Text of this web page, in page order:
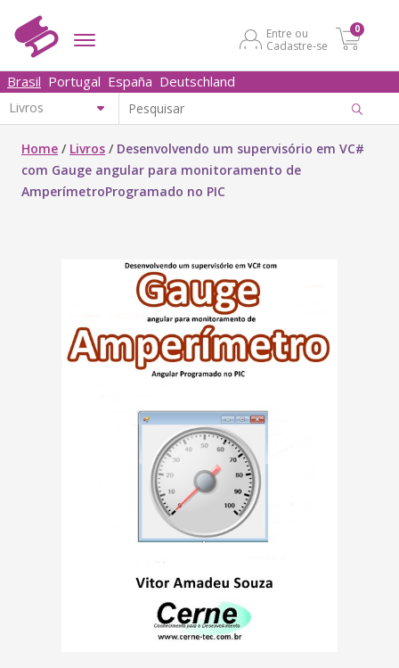
Entre ou
Cadastre-se
0
Brasil Portugal España Deutschland
Home / Livros / Desenvolvendo um supervisório em VC#
com Gauge angular para monitoramento de
AmperímetroProgramado no PIC